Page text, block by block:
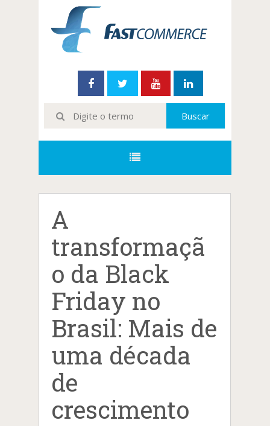
A
transformaçã
o da Black
Friday no
Brasil: Mais de
uma década
de
crescimento